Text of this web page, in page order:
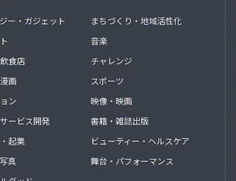
ー・ガジェット
食店
画
ン
ービス開発
起業
真
まちづくり・地域活性化
音楽
チャレンジ
スポーツ
映像・映画
書籍・雑誌出版
ビューティー・ヘルスケア
舞台・パフォーマンス